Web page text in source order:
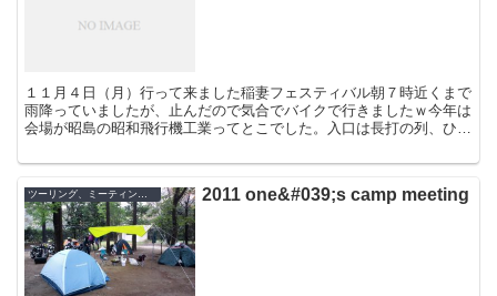
１１月４日（月）行って来ました稲妻フェスティバル朝７時近くまで
雨降っていましたが、止んだので気合でバイクで行きましたｗ今年は
会場が昭島の昭和飛行機工業ってとこでした。入口は長打の列、ひぇ
2011 one&#039;s camp meeting